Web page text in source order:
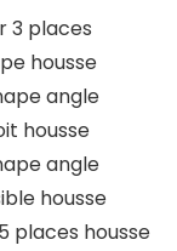
3 places
housse
angle
housse
angle
housse
places housse